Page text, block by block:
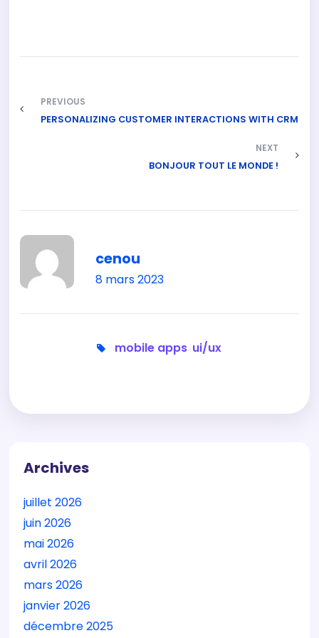
PREVIOUS
PERSONALIZING CUSTOMER INTERACTIONS WITH CRM
NEXT
BONJOUR TOUT LE MONDE !
cenou
8 mars 2023
mobile apps ui/ux
Archives
juillet 2026
juin 2026
mai 2026
avril 2026
mars 2026
janvier 2026
décembre 2025